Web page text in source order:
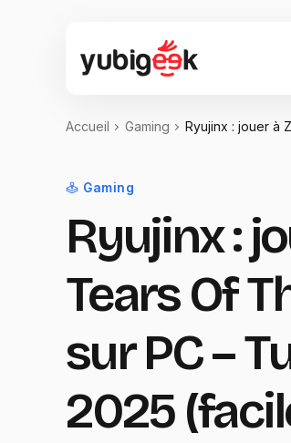
Accueil Gaming Ryujinx : jouer à
Gaming
Ryujinx :
Tears Of
sur PC –
2025